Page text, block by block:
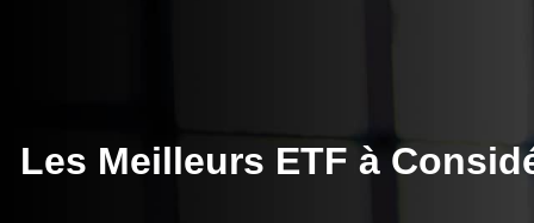
Les Meilleurs ETF à